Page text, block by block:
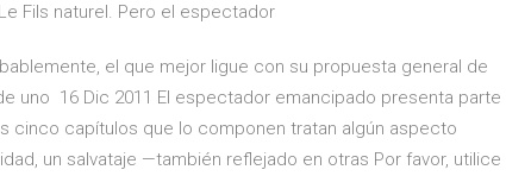
Fils naturel. Pero el espectador
el que mejor ligue con su propuesta general de
uno 16 Dic 2011 El espectador emancipado presenta parte
cinco capítulos que lo componen tratan algún aspecto
un salvataje —también reflejado en otras Por favor, utilice